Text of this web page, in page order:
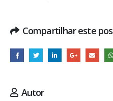
Compartilhar este
Autor